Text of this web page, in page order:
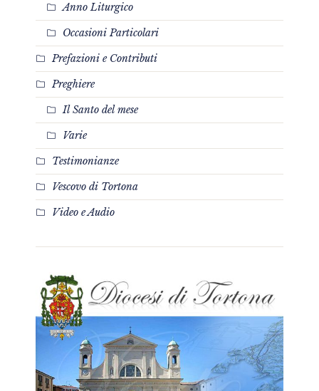
Anno Liturgico
Occasioni Particolari
Prefazioni e Contributi
Preghiere
Il Santo del mese
Varie
Testimonianze
Vescovo di Tortona
Video e Audio